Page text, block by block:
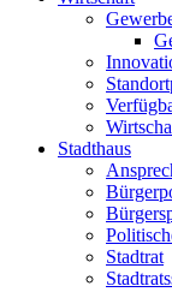
Stadthaus
Stadtrat